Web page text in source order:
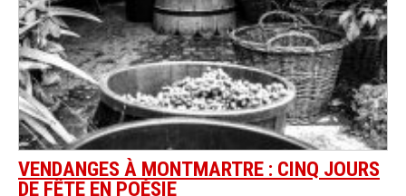
VENDANGES À MONTMARTRE : CINQ JOURS
DE FÊTE EN POÉSIE